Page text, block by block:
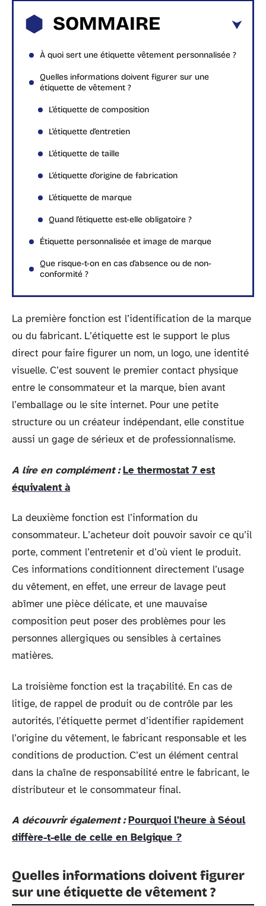
SOMMAIRE
À quoi sert une étiquette vêtement personnalisée ?
Quelles informations doivent figurer sur une
étiquette de vêtement ?
L’étiquette de composition
L’étiquette d’entretien
L’étiquette de taille
L’étiquette d’origine de fabrication
L’étiquette de marque
Quand l’étiquette est-elle obligatoire ?
Étiquette personnalisée et image de marque
Que risque-t-on en cas d’absence ou de non-
conformité ?
La première fonction est l’identification de la marque
ou du fabricant. L’étiquette est le support le plus
direct pour faire figurer un nom, un logo, une identité
visuelle. C’est souvent le premier contact physique
entre le consommateur et la marque, bien avant
l’emballage ou le site internet. Pour une petite
structure ou un créateur indépendant, elle constitue
aussi un gage de sérieux et de professionnalisme.
A lire en complément : Le thermostat 7 est
équivalent à
La deuxième fonction est l’information du
consommateur. L’acheteur doit pouvoir savoir ce qu’il
porte, comment l’entretenir et d’où vient le produit.
Ces informations conditionnent directement l’usage
du vêtement, en effet, une erreur de lavage peut
abîmer une pièce délicate, et une mauvaise
composition peut poser des problèmes pour les
personnes allergiques ou sensibles à certaines
matières.
La troisième fonction est la traçabilité. En cas de
litige, de rappel de produit ou de contrôle par les
autorités, l’étiquette permet d’identifier rapidement
l’origine du vêtement, le fabricant responsable et les
conditions de production. C’est un élément central
dans la chaîne de responsabilité entre le fabricant, le
distributeur et le consommateur final.
A découvrir également : Pourquoi l'heure à Séoul
diffère-t-elle de celle en Belgique ?
Quelles informations doivent figurer
sur une étiquette de vêtement ?